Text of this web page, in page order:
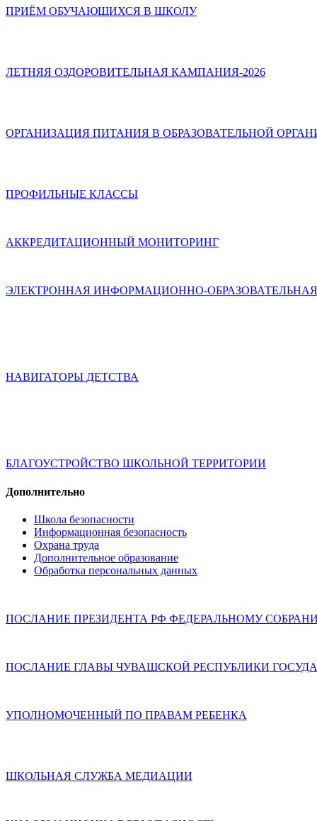
ПРИЁМ ОБУЧАЮЩИХСЯ В ШКОЛУ
ЛЕТНЯЯ ОЗДОРОВИТЕЛЬНАЯ КАМПАНИЯ-2026
ОРГАНИЗАЦИЯ ПИТАНИЯ В ОБРАЗОВАТЕЛЬНОЙ
ПРОФИЛЬНЫЕ КЛАССЫ
АККРЕДИТАЦИОННЫЙ МОНИТОРИНГ
ЭЛЕКТРОННАЯ ИНФОРМАЦИОННО-
НАВИГАТОРЫ ДЕТСТВА
БЛАГОУСТРОЙСТВО ШКОЛЬНОЙ ТЕРРИТОРИИ
Дополнительно
Школа безопасности
Информационная безопасность
Охрана труда
Дополнительное образование
Обработка персональных данных
ПОСЛАНИЕ ПРЕЗИДЕНТА РФ ФЕДЕРАЛЬНОМУ
ПОСЛАНИЕ ГЛАВЫ ЧУВАШСКОЙ РЕСПУБЛИКИ
УПОЛНОМОЧЕННЫЙ ПО ПРАВАМ РЕБЕНКА
ШКОЛЬНАЯ СЛУЖБА МЕДИАЦИИ